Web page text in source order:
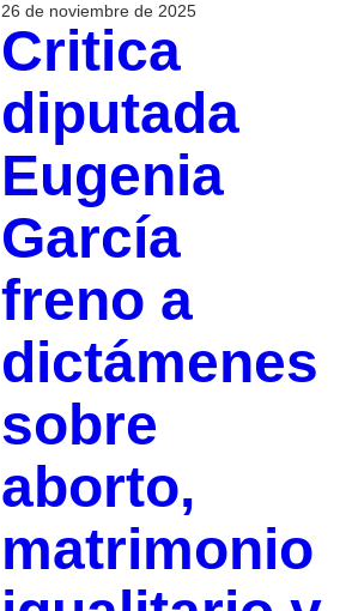
26 de noviembre de 2025
Critica
diputada
Eugenia
García
freno a
dictámenes
sobre
aborto,
matrimonio